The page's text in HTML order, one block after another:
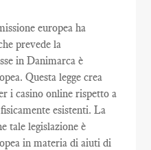
europea ha
prevede la
in Danimarca è
Questa legge crea
i casino online rispetto a
esistenti. La
tale legislazione è
in materia di aiuti di